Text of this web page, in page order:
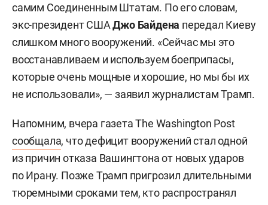
самим Соединенным Штатам. По его словам,
экс-президент СШАДжо Байдена передал Киеву
слишком много вооружений. «Сейчас мы это
восстанавливаем и используем боеприпасы,
которые очень мощные и хорошие, но мы бы их
не использовали», — заявил журналистам Трамп.
Напомним, вчера газета The Washington Post
сообщала, что дефицит вооружений стал одной
из причин отказа Вашингтона от новых ударов
по Ирану. Позже Трамп пригрозил длительными
тюремными сроками тем, кто распространял